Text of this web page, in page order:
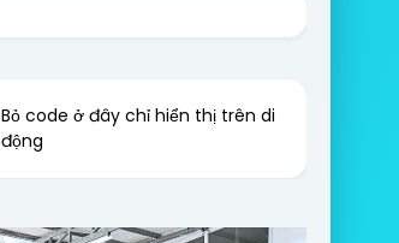
Bỏ code ở đây chỉ hiển thị trên di
động